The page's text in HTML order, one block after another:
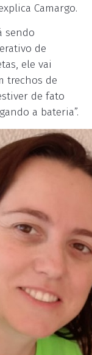
Camargo.
sendo
de
ele vai
trechos de
de fato
a bateria”.